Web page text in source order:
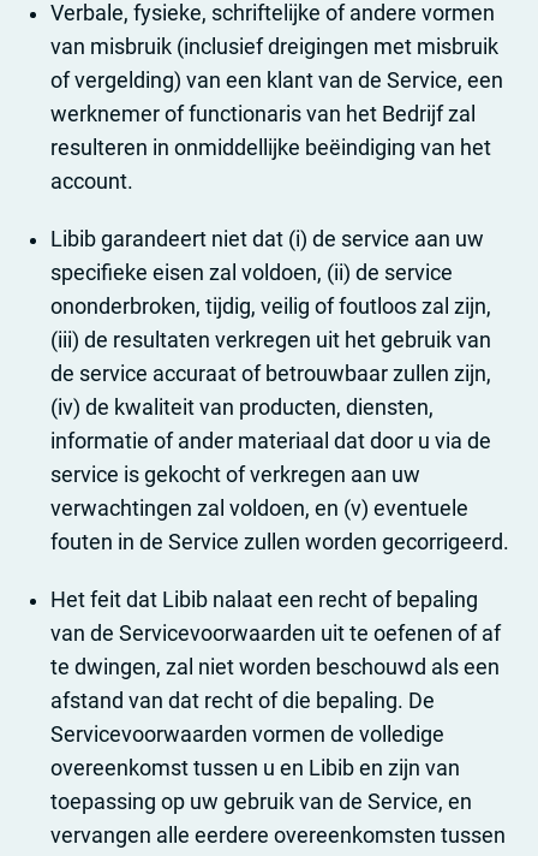
Verbale, fysieke, schriftelijke of andere vormen
van misbruik (inclusief dreigingen met misbruik
of vergelding) van een klant van de Service, een
werknemer of functionaris van het Bedrijf zal
resulteren in onmiddellijke beëindiging van het
account.
Libib garandeert niet dat (i) de service aan uw
specifieke eisen zal voldoen, (ii) de service
ononderbroken, tijdig, veilig of foutloos zal zijn,
(iii) de resultaten verkregen uit het gebruik van
de service accuraat of betrouwbaar zullen zijn,
(iv) de kwaliteit van producten, diensten,
informatie of ander materiaal dat door u via de
service is gekocht of verkregen aan uw
verwachtingen zal voldoen, en (v) eventuele
fouten in de Service zullen worden gecorrigeerd.
Het feit dat Libib nalaat een recht of bepaling
van de Servicevoorwaarden uit te oefenen of af
te dwingen, zal niet worden beschouwd als een
afstand van dat recht of die bepaling. De
Servicevoorwaarden vormen de volledige
overeenkomst tussen u en Libib en zijn van
toepassing op uw gebruik van de Service, en
vervangen alle eerdere overeenkomsten tussen